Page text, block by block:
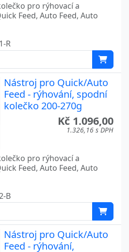
pro rýhovací a
Feed, Auto Feed, Auto
R
Nástroj pro Quick/Auto
Feed - rýhování, spodní
kolečko 200-270g
Kč 1.096,00
1.326,16 s DPH
pro rýhovací a
Feed, Auto Feed, Auto
B
Nástroj pro Quick/Auto
Feed - rýhování,